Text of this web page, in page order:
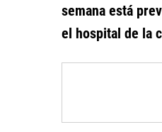
semana está
el hospital de la